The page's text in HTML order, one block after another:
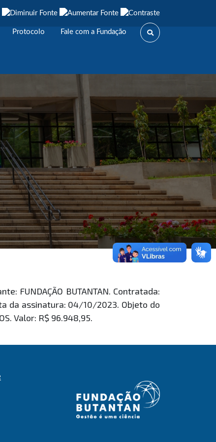
Protocolo Fale com a Fundação
FUNDAÇÃO BUTANTAN. Contratada:
da assinatura: 04/10/2023. Objeto do
Valor: R$ 96.948,95.